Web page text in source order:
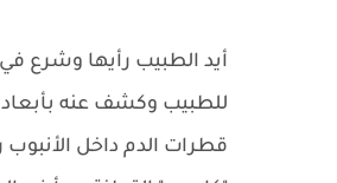
أيد الطبيب رأيها وشرع
للطبيب وكشف عنه بأبعاد
قطرات الدم داخل الأنبوب